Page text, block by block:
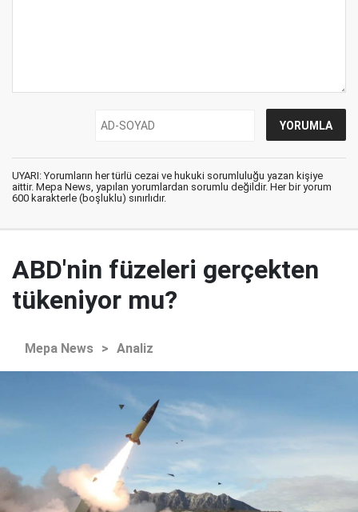
UYARI: Yorumların her türlü cezai ve hukuki sorumluluğu yazan kişiye
aittir. Mepa News, yapılan yorumlardan sorumlu değildir. Her bir yorum
600 karakterle (boşluklu) sınırlıdır.
ABD'nin füzeleri gerçekten
tükeniyor mu?
Mepa News > Analiz